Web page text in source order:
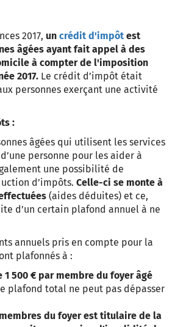
2017, un crédit d'impôt est
âgées ayant fait appel à des
à compter de l'imposition
2017. Le crédit d’impôt était
personnes exerçant une activité
:
âgées qui utilisent les services
personne pour les aider à
une possibilité de
d’impôts. Celle-ci se monte à
(aides déduites) et ce,
d’un certain plafond annuel à ne
annuels pris en compte pour la
plafonnés à :
1 500 € par membre du foyer âgé
plafond total ne peut pas dépasser
du foyer est titulaire de la